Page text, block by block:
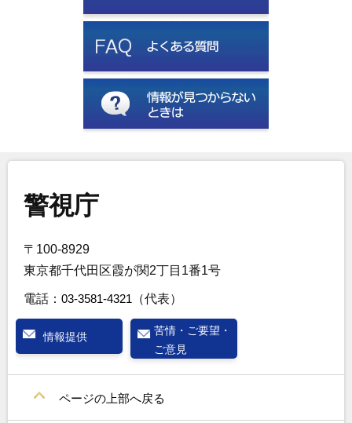
警視庁
〒100-8929
東京都千代田区霞が関2丁目1番1号
電話： 03-3581-4321 （代表）
情報提供
苦情・ご要望・
ご意見
ページの上部へ戻る